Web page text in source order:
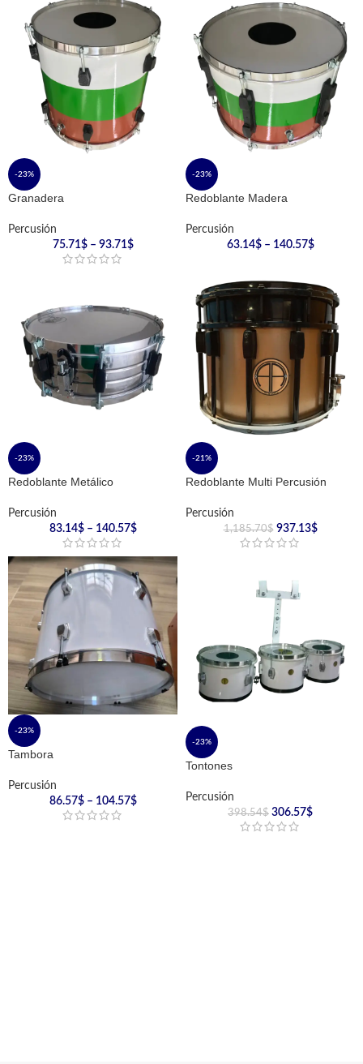
-23%
Granadera
Percusión
75.71$ – 93.71$
-23%
Redoblante Madera
Percusión
63.14$ – 140.57$
-23%
Redoblante Metálico
Percusión
83.14$ – 140.57$
-21%
Redoblante Multi Percusión
Percusión
1,185.70$ 937.13$
-23%
Tambora
Percusión
86.57$ – 104.57$
-23%
Tontones
Percusión
398.54$ 306.57$